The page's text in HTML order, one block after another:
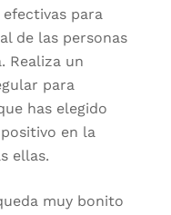
para
de las personas
Realiza un
para
has elegido
en la
ellas.
muy bonito